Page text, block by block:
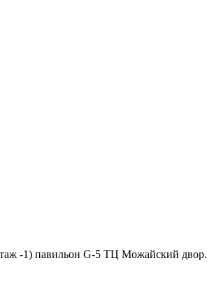
-1) павильон G-5 ТЦ Можайский двор.